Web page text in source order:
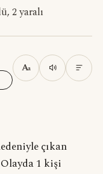
2 yaralı
Aa
çıkan
1 kişi